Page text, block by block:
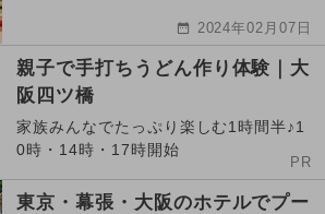
2024年02月07日
親子で手打ちうどん作り体験｜大
阪四ツ橋
家族みんなでたっぷり楽しむ1時間半♪1
0時・14時・17時開始
PR
東京・幕張・大阪のホテルでプー